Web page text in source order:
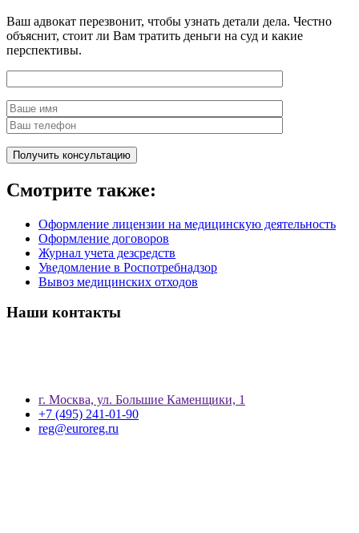
Ваш адвокат перезвонит, чтобы узнать детали дела. Честно
объяснит, стоит ли Вам тратить деньги на суд и какие
перспективы.
Смотрите также:
Оформление лицензии на медицинскую деятельность
Оформление договоров
Журнал учета дезсредств
Уведомление в Роспотребнадзор
Вывоз медицинских отходов
Наши контакты
г. Москва, ул. Большие Каменщики, 1
+7 (495) 241-01-90
reg@euroreg.ru